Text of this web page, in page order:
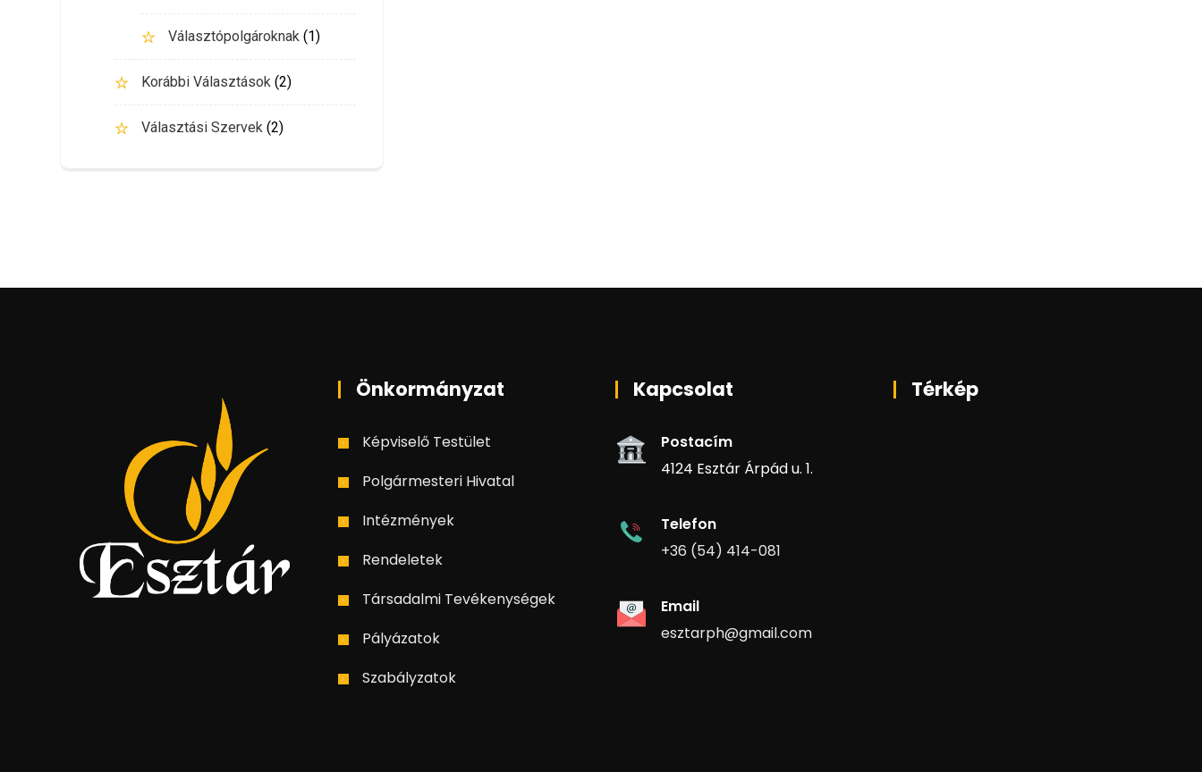
Választópolgároknak (1)
Korábbi Választások (2)
Választási Szervek (2)
Önkormányzat
Képviselő Testület
Polgármesteri Hivatal
Intézmények
Rendeletek
Társadalmi Tevékenységek
Pályázatok
Szabályzatok
Kapcsolat
Postacím
4124 Esztár Árpád u. 1.
Telefon
+36 (54) 414-081
Email
esztarph@gmail.com
Térkép